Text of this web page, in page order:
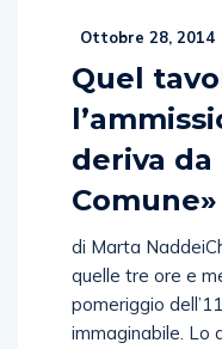
Quel
deriva
Comune»
quelle tre ore e
pomeriggio
immaginabile. Lo
pensato tutti. Fin